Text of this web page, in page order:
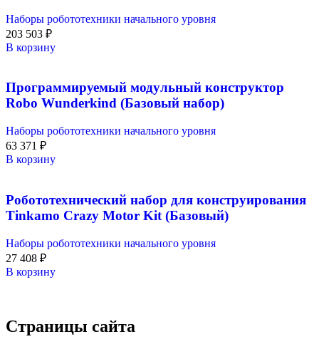
Наборы робототехники начального уровня
203 503 ₽
В корзину
Программируемый модульный конструктор
Robo Wunderkind (Базовый набор)
Наборы робототехники начального уровня
63 371 ₽
В корзину
Робототехнический набор для конструирования
Tinkamo Crazy Motor Kit (Базовый)
Наборы робототехники начального уровня
27 408 ₽
В корзину
Страницы сайта